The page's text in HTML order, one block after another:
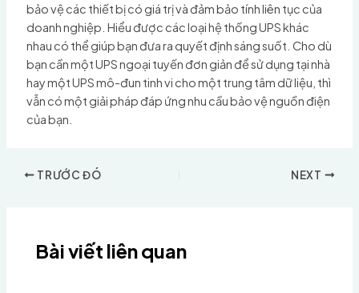
bảo vệ các thiết bị có giá trị và đảm bảo tính liên tục của
doanh nghiệp. Hiểu được các loại hệ thống UPS khác
nhau có thể giúp bạn đưa ra quyết định sáng suốt. Cho dù
bạn cần một UPS ngoại tuyến đơn giản để sử dụng tại nhà
hay một UPS mô-đun tinh vi cho một trung tâm dữ liệu, thì
vẫn có một giải pháp đáp ứng nhu cầu bảo vệ nguồn điện
của bạn.
TRƯỚC ĐÓ NEXT
Bài viết liên quan